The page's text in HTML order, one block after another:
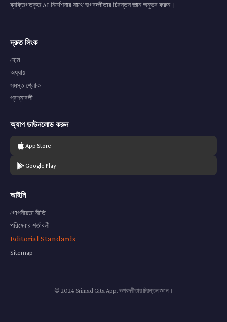
ব্যক্তিগতকৃত AI নির্দেশনার সাথে ভগবদ্গীতার চিরন্তন জ্ঞান অনুভব করুন।
দ্রুত লিংক
হোম
অধ্যায়
সমস্ত শ্লোক
প্রশ্নাবলী
অ্যাপ ডাউনলোড করুন
App Store
Google Play
আইনি
গোপনীয়তা নীতি
পরিষেবার শর্তাবলী
Editorial Standards
Sitemap
© 2024 Srimad Gita App. ভগবদ্গীতার চিরন্তন জ্ঞান।